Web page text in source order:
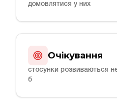
домовлятися у них
Очікування
стосунки розвиваються
б